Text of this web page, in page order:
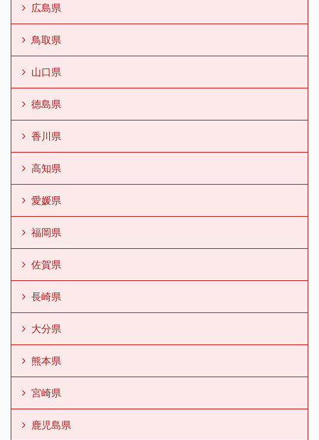
広島県
鳥取県
山口県
徳島県
香川県
高知県
愛媛県
福岡県
佐賀県
長崎県
大分県
熊本県
宮崎県
鹿児島県